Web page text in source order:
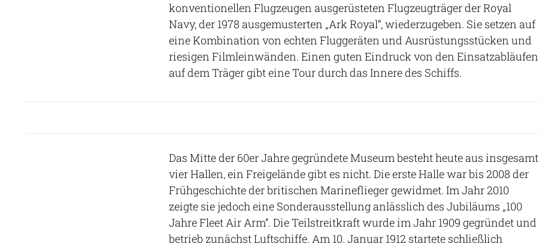
konventionellen Flugzeugen ausgerüsteten Flugzeugträger der Royal
Navy, der 1978 ausgemusterten „Ark Royal“, wiederzugeben. Sie setzen auf
eine Kombination von echten Fluggeräten und Ausrüstungsstücken und
riesigen Filmleinwänden. Einen guten Eindruck von den Einsatzabläufen
auf dem Träger gibt eine Tour durch das Innere des Schiffs.
Das Mitte der 60er Jahre gegründete Museum besteht heute aus insgesamt
vier Hallen, ein Freigelände gibt es nicht. Die erste Halle war bis 2008 der
Frühgeschichte der britischen Marineflieger gewidmet. Im Jahr 2010
zeigte sie jedoch eine Sonderausstellung anlässlich des Jubiläums „100
Jahre Fleet Air Arm“. Die Teilstreitkraft wurde im Jahr 1909 gegründet und
betrieb zunächst Luftschiffe. Am 10. Januar 1912 startete schließlich